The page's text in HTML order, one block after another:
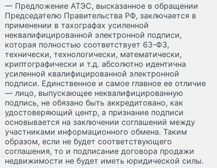
— Предложение АТЭС, высказанное в обращении
Председателю Правительства РФ, заключается в
применении в тахографах усиленной
неквалифицированной электронной подписи,
которая полностью соответствует 63-ФЗ,
технически, технологически, математически,
криптографически и т.д. абсолютно идентична
усиленной квалифицированной электронной
подписи. Единственное и самое главное ее отличие
— лицо, выпускающее неквалифицированную
подпись, не обязано быть аккредитовано, как
удостоверяющий центр, а признание подписи
основывается на заключении соглашений между
участниками информационного обмена. Таким
образом, если не будет соответствующего
соглашения, то и подписание договора продажи
недвижимости не будет иметь юридической силы.